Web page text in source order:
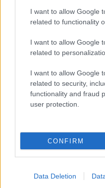
I want to allow Google
related to functionality
I want to allow Google
related to
I want to allow Google
related to security,
functionality and fraud
user protection.
CONFIRM
Data Deletion
Αγιος